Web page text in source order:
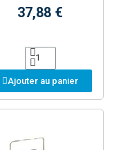
37,88 €
Ajouter au panier